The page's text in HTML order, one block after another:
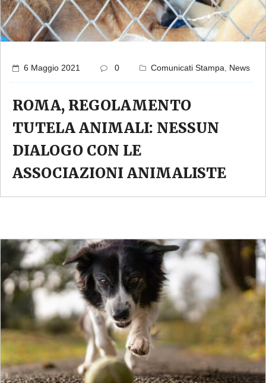
6 Maggio 2021 0 Comunicati Stampa, News
ROMA, REGOLAMENTO
TUTELA ANIMALI: NESSUN
DIALOGO CON LE
ASSOCIAZIONI ANIMALISTE